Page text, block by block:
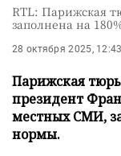
RTL: Парижская
заполнена на
28 октября 2025, 12:43
Парижская
президент
местных СМИ,
нормы.